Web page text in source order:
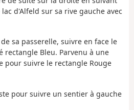
d'Alfeld sur sa rive gauche avec
sa passerelle, suivre en face le
rectangle Bleu. Parvenu à une
pour suivre le rectangle Rouge
pour suivre un sentier à gauche